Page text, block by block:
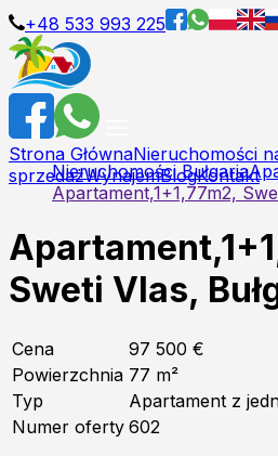
+48 533 993 225
Strona GłównaNieruchomości
sprzedażWynajemBlogKontakt
Nieruchomości Bułgaria
Apartament,1+1,77m2,
Sweti Vlas,
Cena
97 500 €
Powierzchnia 77 m²
Typ
Apartament z
Numer oferty 602